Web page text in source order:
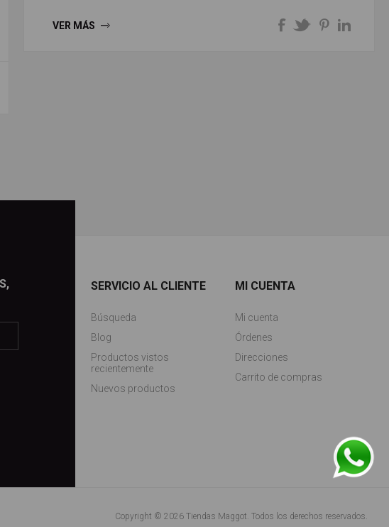
VER MÁS
SERVICIO AL CLIENTE
Búsqueda
Blog
Productos vistos
recientemente
Nuevos productos
MI CUENTA
Mi cuenta
Órdenes
Direcciones
Carrito de compras
Copyright © 2026 Tiendas Maggot. Todos los derechos reservados.